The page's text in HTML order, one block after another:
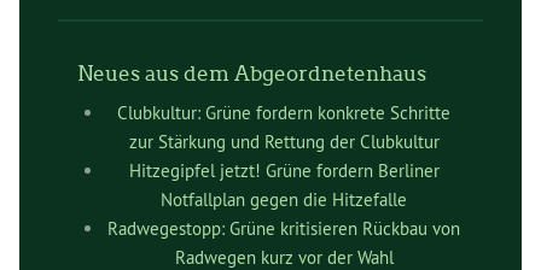
Neues aus dem Abgeordnetenhaus
Clubkultur: Grüne fordern konkrete Schritte
zur Stärkung und Rettung der Clubkultur
Hitzegipfel jetzt! Grüne fordern Berliner
Notfallplan gegen die Hitzefalle
Radwegestopp: Grüne kritisieren Rückbau von
Radwegen kurz vor der Wahl